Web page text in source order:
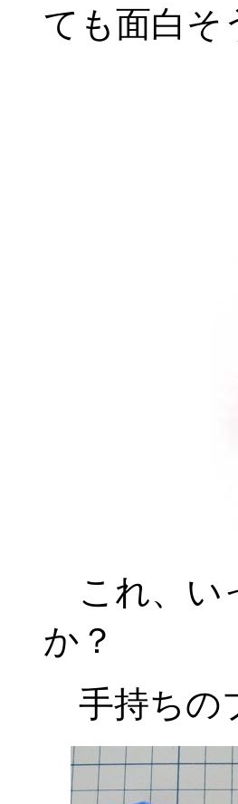
ても面白そ
これ、い
か？
手持ちの